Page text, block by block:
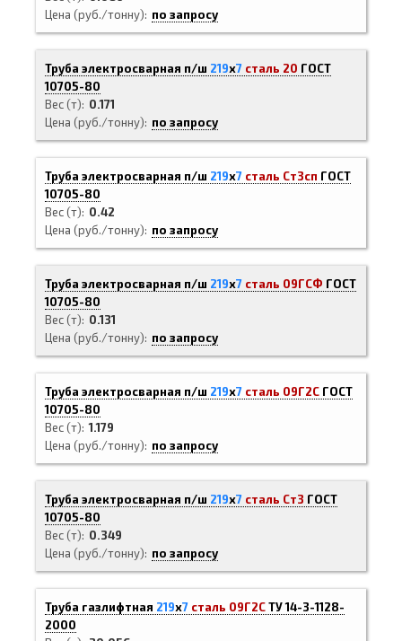
Цена (руб./тонну)
по запросу
Труба электросварная п/ш 219х7 сталь 20 ГОСТ
10705-80
Вес (т)
0.171
Цена (руб./тонну)
по запросу
Труба электросварная п/ш 219х7 сталь Ст3сп ГОСТ
10705-80
Вес (т)
0.42
Цена (руб./тонну)
по запросу
Труба электросварная п/ш 219х7 сталь 09ГСФ ГОСТ
10705-80
Вес (т)
0.131
Цена (руб./тонну)
по запросу
Труба электросварная п/ш 219х7 сталь 09Г2С ГОСТ
10705-80
Вес (т) 1.179
Цена (руб./тонну)
по запросу
Труба электросварная п/ш 219х7 сталь Ст3 ГОСТ
10705-80
Вес (т)
0.349
Цена (руб./тонну)
по запросу
Труба газлифтная 219х7 сталь 09Г2СТУ 14-3-1128-
2000